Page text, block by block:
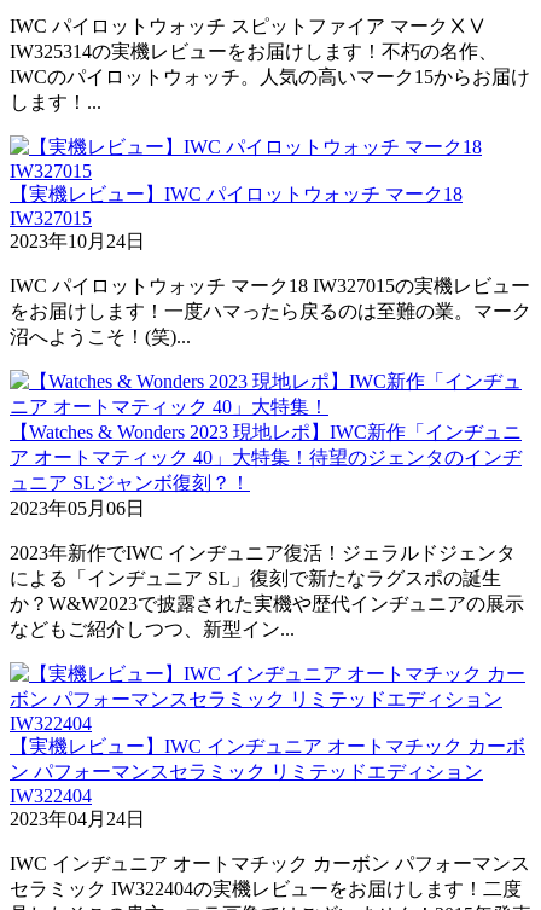
IWC パイロットウォッチ スピットファイア マークⅩⅤ
IW325314の実機レビューをお届けします！不朽の名作、
IWCのパイロットウォッチ。人気の高いマーク15からお届け
します！...
【実機レビュー】IWC パイロットウォッチ マーク18
IW327015
2023年10月24日
IWC パイロットウォッチ マーク18 IW327015の実機レビュー
をお届けします！一度ハマったら戻るのは至難の業。マーク
沼へようこそ！(笑)...
【Watches & Wonders 2023 現地レポ】IWC新作「インヂュニ
ア オートマティック 40」大特集！待望のジェンタのインヂ
ュニア SLジャンボ復刻？！
2023年05月06日
2023年新作でIWC インヂュニア復活！ジェラルドジェンタ
による「インヂュニア SL」復刻で新たなラグスポの誕生
か？W&W2023で披露された実機や歴代インヂュニアの展示
などもご紹介しつつ、新型イン...
【実機レビュー】IWC インヂュニア オートマチック カーボ
ン パフォーマンスセラミック リミテッドエディション
IW322404
2023年04月24日
IWC インヂュニア オートマチック カーボン パフォーマンス
セラミック IW322404の実機レビューをお届けします！二度